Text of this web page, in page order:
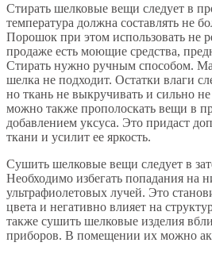
Стирать шелковые вещи следует в
температура должна составлять не
Порошок при этом использовать не
продаже есть моющие средства,
Стирать нужно ручным способом.
шелка не подходит. Остатки влаги
но ткань не выкручивать и сильно
можно также прополоскать вещи в
добавлением уксуса. Это придаст
ткани и усилит ее яркость.
Сушить шелковые вещи следует в
Необходимо избегать попадания на
ультрафиолетовых лучей. Это
цвета и негативно влияет на
также сушить шелковые изделия
приборов. В помещении их можно